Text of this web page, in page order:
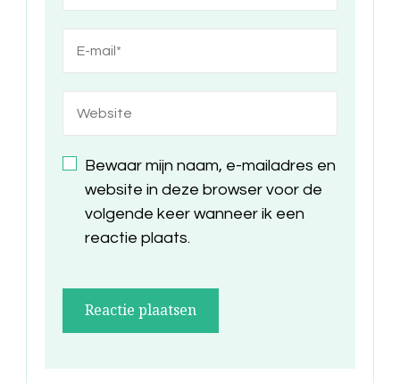
Bewaar mijn naam, e-mailadres en
website in deze browser voor de
volgende keer wanneer ik een
reactie plaats.